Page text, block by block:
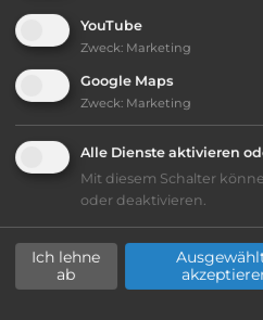
Ausstattung:
bis 30,- Euro
YouTube
Zweck: Marketing
Google Maps
Zweck: Marketing
Alle Dienste aktivieren
Mit diesem Schalter
oder deaktivieren.
Ich lehne
ab